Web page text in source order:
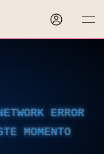
ERROR
MOMENTO